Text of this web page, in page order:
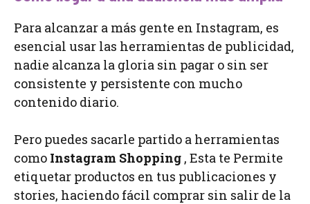
Para alcanzar a más gente en Instagram, es
esencial usar las herramientas de publicidad,
nadie alcanza la gloria sin pagar o sin ser
consistente y persistente con mucho
contenido diario.
Pero puedes sacarle partido a herramientas
como Instagram Shopping , Esta te Permite
etiquetar productos en tus publicaciones y
stories, haciendo fácil comprar sin salir de la